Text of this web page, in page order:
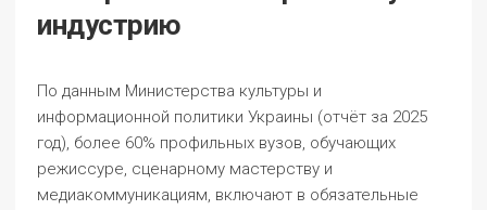
индустрию
По данным Министерства культуры и
информационной политики Украины (отчёт за 2025
год), более 60% профильных вузов, обучающих
режиссуре, сценарному мастерству и
медиакоммуникациям, включают в обязательные